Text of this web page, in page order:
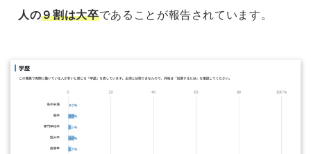
人の９割は大卒であることが報告されています。